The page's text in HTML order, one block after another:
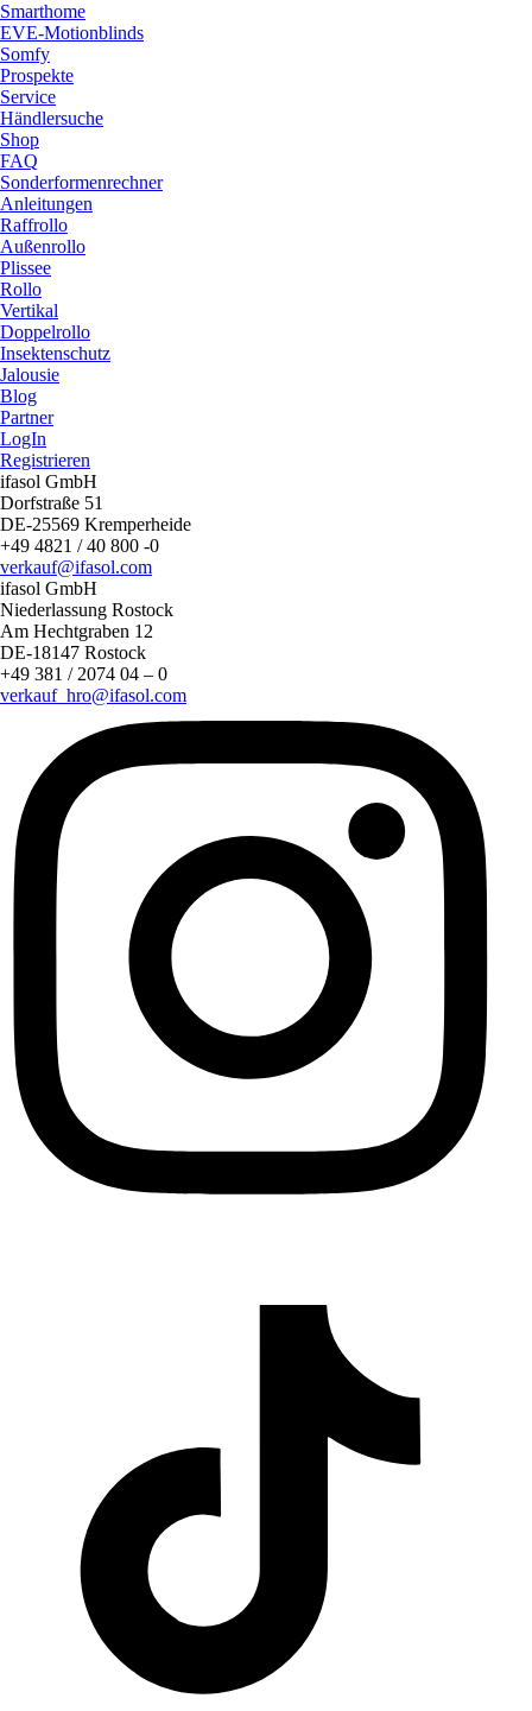
Smarthome
EVE-Motionblinds
Somfy
Prospekte
Service
Händlersuche
Shop
FAQ
Sonderformenrechner
Anleitungen
Raffrollo
Außenrollo
Plissee
Rollo
Vertikal
Doppelrollo
Insektenschutz
Jalousie
Blog
Partner
LogIn
Registrieren
ifasol GmbH
Dorfstraße 51
DE-25569 Kremperheide
+49 4821 / 40 800 -0
verkauf@ifasol.com
ifasol GmbH
Niederlassung Rostock
Am Hechtgraben 12
DE-18147 Rostock
+49 381 / 2074 04 – 0
verkauf_hro@ifasol.com